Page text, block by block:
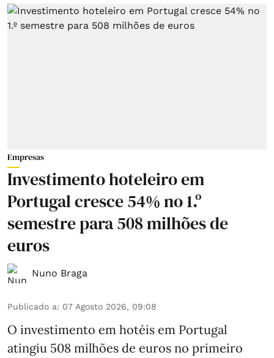
Empresas
Investimento hoteleiro em
Portugal cresce 54% no 1.º
semestre para 508 milhões de
euros
Nuno Braga
Publicado a: 07 Agosto 2026, 09:08
O investimento em hotéis em Portugal
atingiu 508 milhões de euros no primeiro